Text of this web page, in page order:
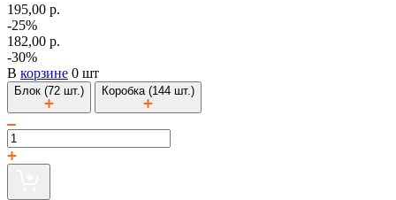
195,00 р.
-25%
182,00 р.
-30%
В корзине 0 шт
Блок (72 шт.) Коробка (144 шт.)